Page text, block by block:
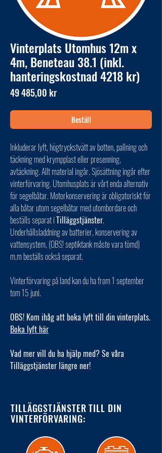
Vinterplats Utomhus 12m x
4m, Beneteau 38.1 (inkl.
hanteringskostnad 4218 kr)
49 485,00 krPris
Beställ
Inkluderar lyft, högtryckstvätt av botten, pallning och
täckning med krympplast eller presenning,
avtäckning. Allt material ingår. Sjösättning ingår efter
vinterförvaring. Utomhusplats är vårt enda alternativ
för segelbåtar. Motorkonservering är obligatoriskt för
alla båtar utom segelbåtar med utombordare och
beställs separat iTilläggstjänster.
Underhållsladdning av batterier, konservering av
vattensystem, (OBS! septiktank måste vara tömd)
m.m beställs också separat.
Vinterförvaring på land kan du ha from 1 september
tom 15 juni.
OBS! Kom ihåg att boka lyft till din vinterplats.
Boka lyft här
Vad mer vill du ha hjälp med? Se våra
Tilläggstjänster längre ner!
TILLÄGGSTJÄNSTER TILL DIN
VINTERFÖRVARING: